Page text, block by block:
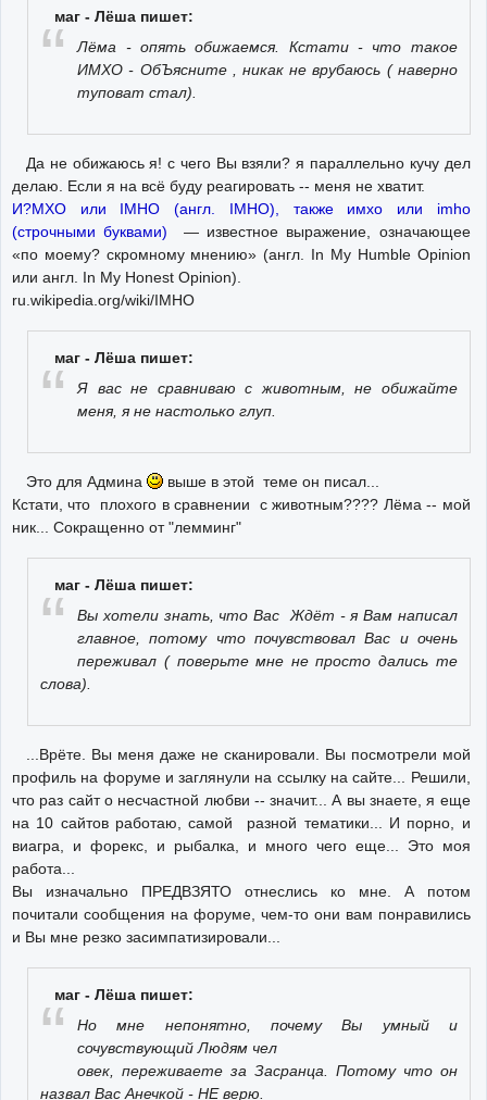
маг - Лёша пишет:
Лёма - опять обижаемся. Кстати - что такое
ИМХО - ОбЪясните , никак не врубаюсь ( наверно
туповат стал).
Да не обижаюсь я! с чего Вы взяли? я параллельно кучу дел
делаю. Если я на всё буду реагировать -- меня не хватит.
И?МХО или IMHO (англ. IMHO), также имхо или imho
(строчными буквами) — известное выражение, означающее
«по моему? скромному мнению» (англ. In My Humble Opinion
или англ. In My Honest Opinion).
ru.wikipedia.org/wiki/IMHO
маг - Лёша пишет:
Я вас не сравниваю с животным, не обижайте
меня, я не настолько глуп.
Это для Админа
выше в этой теме он писал...
Кстати, что плохого в сравнении с животным???? Лёма -- мой
ник... Сокращенно от "лемминг"
маг - Лёша пишет:
Вы хотели знать, что Вас Ждёт - я Вам написал
главное, потому что почувствовал Вас и очень
переживал ( поверьте мне не просто дались те
слова).
...Врёте. Вы меня даже не сканировали. Вы посмотрели мой
профиль на форуме и заглянули на ссылку на сайте... Решили,
что раз сайт о несчастной любви -- значит... А вы знаете, я еще
на 10 сайтов работаю, самой разной тематики... И порно, и
виагра, и форекс, и рыбалка, и много чего еще... Это моя
работа...
Вы изначально ПРЕДВЗЯТО отнеслись ко мне. А потом
почитали сообщения на форуме, чем-то они вам понравились
и Вы мне резко засимпатизировали...
маг - Лёша пишет:
Но мне непонятно, почему Вы умный и
сочувствующий Людям чел
овек, переживаете за Засранца. Потому что он
назвал Вас Анечкой - НЕ верю.